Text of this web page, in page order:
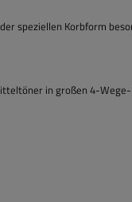
speziellen Korbform
in großen 4-